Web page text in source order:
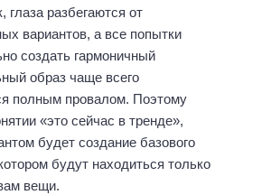
глаза разбегаются от
вариантов, а все попытки
создать гармоничный
образ чаще всего
полным провалом. Поэтому
«это сейчас в тренде»,
будет создание базового
будут находиться только
вещи.